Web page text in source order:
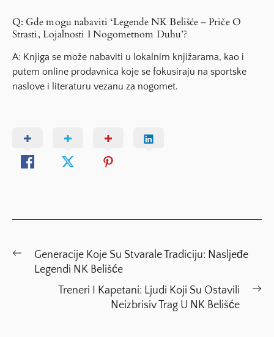
Q: Gde mogu nabaviti ‘Legende NK Belišće – Priče O
Strasti, Lojalnosti I Nogometnom Duhu’?
A: Knjiga se može nabaviti u lokalnim knjižarama, kao i
putem online prodavnica koje se fokusiraju na sportske
naslove i literaturu vezanu za nogomet.
Post
navigation
PreviousGeneracije Koje Su Stvarale Tradiciju: Nasljeđe
Legendi NK Belišće
Treneri I Kapetani: Ljudi Koji Su Ostavili
Neizbrisiv Trag U NK Belišće